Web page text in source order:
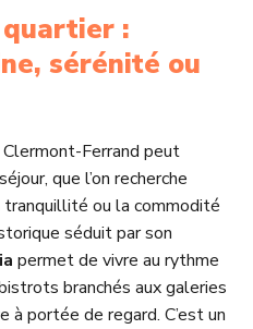
quartier :
sérénité ou
Ferrand peut
que l’on recherche
tranquillité ou la commodité
séduit par son
permet de vivre au rythme
branchés aux galeries
à portée de regard. C’est un